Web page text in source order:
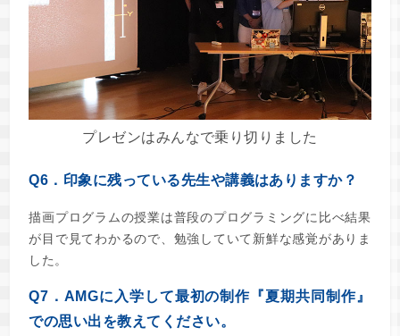
プレゼンはみんなで乗り切りました
Q6．印象に残っている先生や講義はありますか？
描画プログラムの授業は普段のプログラミングに比べ結果
が目で見てわかるので、勉強していて新鮮な感覚がありま
した。
Q7．AMGに入学して最初の制作『夏期共同制作』
での思い出を教えてください。